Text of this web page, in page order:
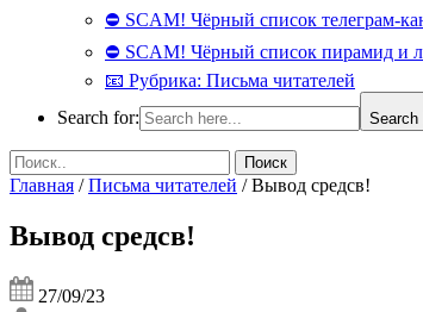
⛔ SCAM! Чёрный список телеграм-
⛔ SCAM! Чёрный список пирамид и
📧 Рубрика: Письма читателей
Search for:
Search
Главная /Письма читателей /Вывод средсв!
Вывод средсв!
27/09/23